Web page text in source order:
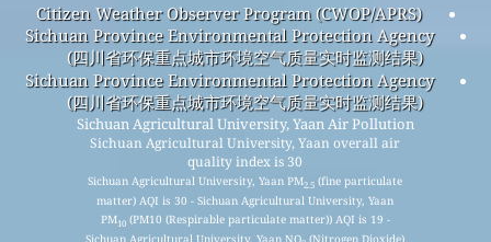
Citizen Weather Observer Program (CWOP/APRS)
Sichuan Province Environmental Protection Agency
(四川省环保重点城市环境空气质量实时监测结果)
Sichuan Province Environmental Protection Agency
(四川省环保重点城市环境空气质量实时监测结果)
Sichuan Agricultural University, Yaan Air Pollution
Sichuan Agricultural University, Yaan overall air
quality index is 30
Sichuan Agricultural University, Yaan PM2.5(fine particulate
matter) AQI is 30 - Sichuan Agricultural University, Yaan
PM10(PM10 (Respirable particulate matter)) AQI is 19 -
Sichuan Agricultural University, Yaan NO (Nitrogen Dioxide)